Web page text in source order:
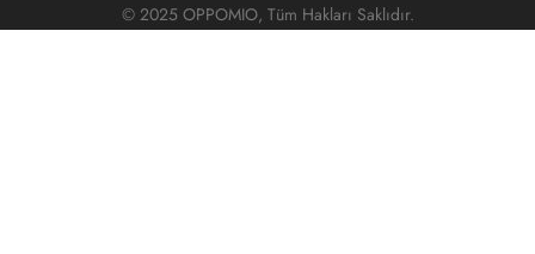
© 2025 OPPOMIO, Tüm Hakları Saklıdır.